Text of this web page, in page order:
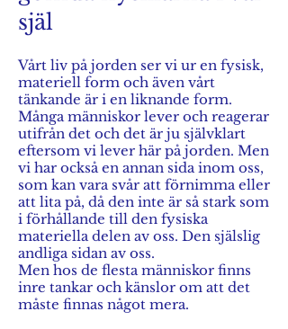
själ
Vårt liv på jorden ser vi ur en fysisk,
materiell form och även vårt
tänkande är i en liknande form.
Många människor lever och reagerar
utifrån det och det är ju självklart
eftersom vi lever här på jorden. Men
vi har också en annan sida inom oss,
som kan vara svår att förnimma eller
att lita på, då den inte är så stark som
i förhållande till den fysiska
materiella delen av oss. Den själslig
andliga sidan av oss.
Men hos de flesta människor finns
inre tankar och känslor om att det
måste finnas något mera.